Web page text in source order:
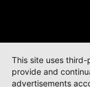
This site uses
provide and
advertisements